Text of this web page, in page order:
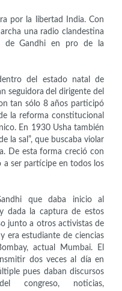
por la libertad India. Con
una radio clandestina
de Gandhi en pro de la
del estado natal de
seguidora del dirigente del
tan sólo 8 años participó
la reforma constitucional
En 1930 Usha también
la sal”, que buscaba violar
De esta forma creció con
a ser partícipe en todos los
que daba inicio al
dada la captura de estos
junto a otros activistas de
era estudiante de ciencias
actual Mumbai. El
dos veces al día en
pues daban discursos
congreso, noticias,